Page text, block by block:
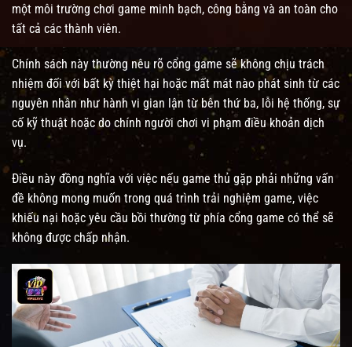
một môi trường chơi game minh bạch, công bằng và an toàn cho
tất cả các thành viên.
Chính sách này thường nêu rõ cổng game sẽ không chịu trách
nhiệm đối với bất kỳ thiệt hại hoặc mất mát nào phát sinh từ các
nguyên nhân như hành vi gian lận từ bên thứ ba, lỗi hệ thống, sự
cố kỹ thuật hoặc do chính người chơi vi phạm điều khoản dịch
vụ.
Điều này đồng nghĩa với việc nếu game thủ gặp phải những vấn
đề không mong muốn trong quá trình trải nghiệm game, việc
khiếu nại hoặc yêu cầu bồi thường từ phía cổng game có thể sẽ
không được chấp nhận.